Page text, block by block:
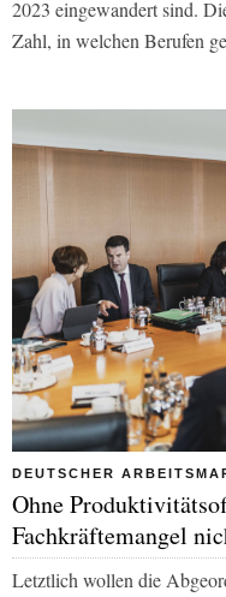
2023 eingewandert sind.
Zahl, in welchen Berufen
DEUTSCHER
Ohne
Fachkräftemangel
Letztlich wollen die